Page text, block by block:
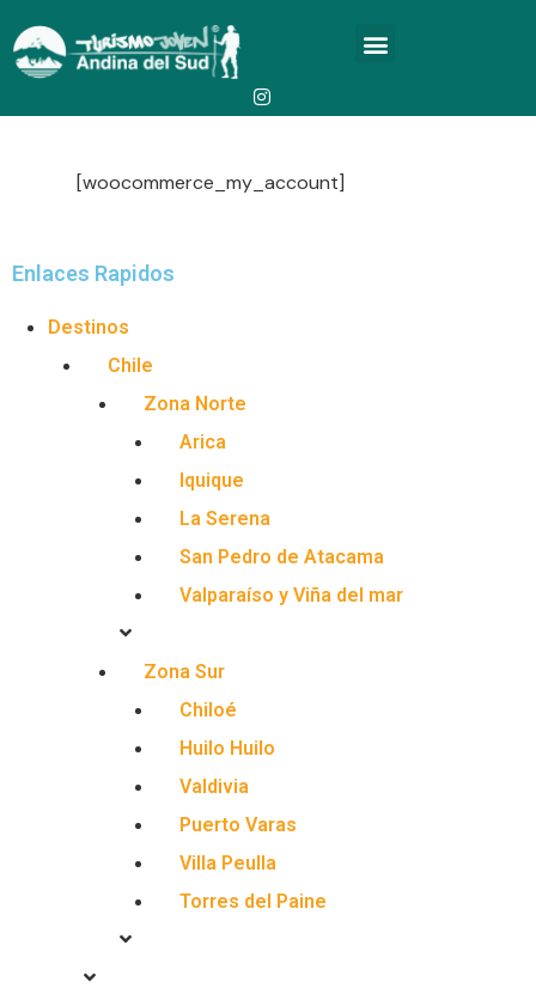
[woocommerce_my_account]
Enlaces Rapidos
Destinos
Chile
Zona Norte
Arica
Iquique
La Serena
San Pedro de Atacama
Valparaíso y Viña del mar
Zona Sur
Chiloé
Huilo Huilo
Valdivia
Puerto Varas
Villa Peulla
Torres del Paine